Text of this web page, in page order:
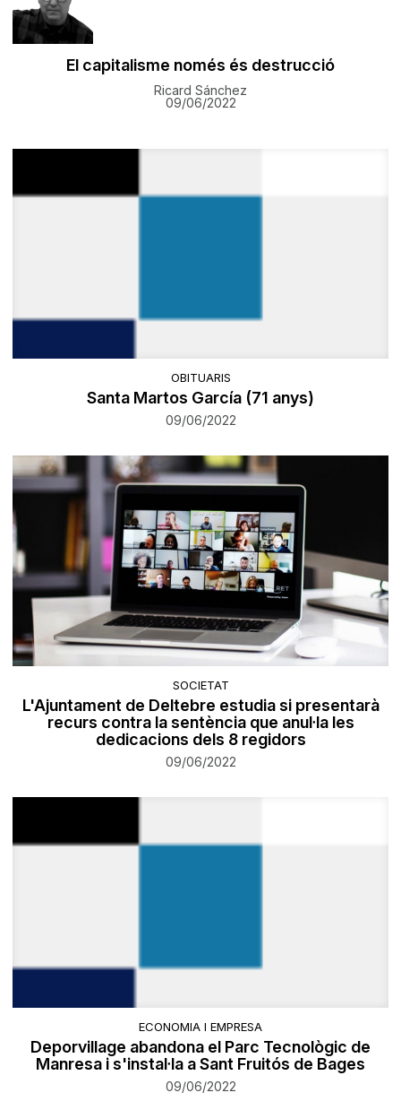
El capitalisme només és destrucció
Ricard Sánchez
09/06/2022
OBITUARIS
Santa Martos García (71 anys)
09/06/2022
SOCIETAT
L'Ajuntament de Deltebre estudia si presentarà
recurs contra la sentència que anul·la les
dedicacions dels 8 regidors
09/06/2022
ECONOMIA I EMPRESA
Deporvillage abandona el Parc Tecnològic de
Manresa i s'instal·la a Sant Fruitós de Bages
09/06/2022